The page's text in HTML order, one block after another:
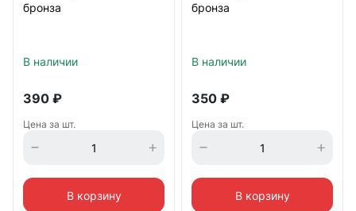
бронза
В наличии
390 ₽
Цена за шт.
В корзину
бронза
В наличии
350 ₽
Цена за шт.
В корзину